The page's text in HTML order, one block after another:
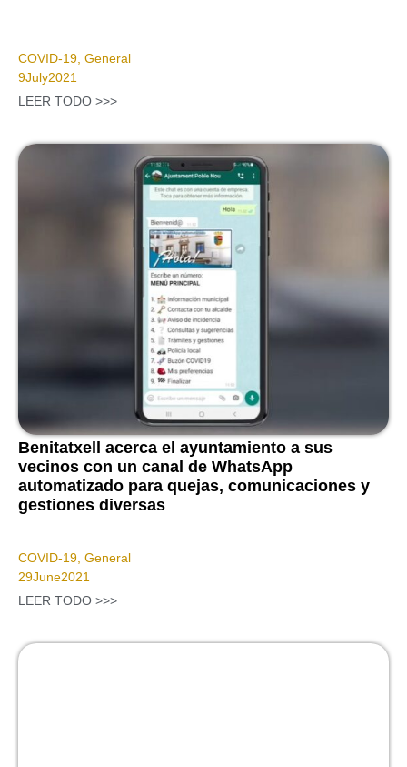
COVID-19 General
9July2021
LEER TODO >>>
Benitatxell acerca el ayuntamiento a sus
vecinos con un canal de WhatsApp
automatizado para quejas, comunicaciones y
gestiones diversas
COVID-19 General
29June2021
LEER TODO >>>